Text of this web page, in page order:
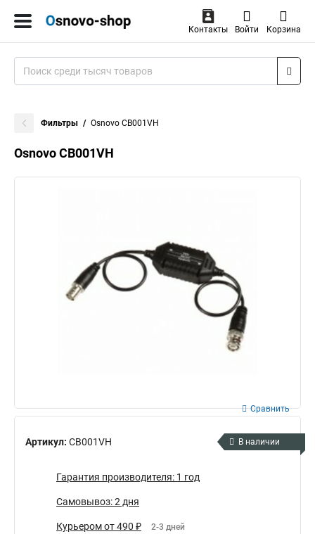
Контакты Войти Корзина
Фильтры Osnovo CB001VH
Osnovo CB001VH
Артикул: CB001VH
Сравнить
В наличии
Гарантия производителя: 1 год
Самовывоз: 2 дня
Курьером от 490 ₽ 2-3 дней